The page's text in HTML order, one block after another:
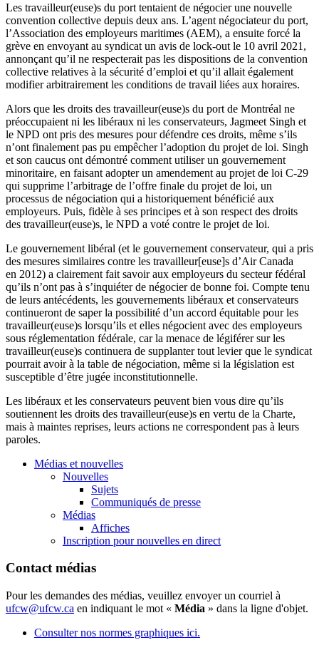
Les travailleur(euse)s du port tentaient de négocier une nouvelle
convention collective depuis deux ans. L’agent négociateur du port,
l’Association des employeurs maritimes (AEM), a ensuite forcé la
grève en envoyant au syndicat un avis de lock-out le 10 avril 2021,
annonçant qu’il ne respecterait pas les dispositions de la convention
collective relatives à la sécurité d’emploi et qu’il allait également
modifier arbitrairement les conditions de travail liées aux horaires.
Alors que les droits des travailleur(euse)s du port de Montréal ne
préoccupaient ni les libéraux ni les conservateurs, Jagmeet Singh et
le NPD ont pris des mesures pour défendre ces droits, même s’ils
n’ont finalement pas pu empêcher l’adoption du projet de loi. Singh
et son caucus ont démontré comment utiliser un gouvernement
minoritaire, en faisant adopter un amendement au projet de loi C‑29
qui supprime l’arbitrage de l’offre finale du projet de loi, un
processus de négociation qui a historiquement bénéficié aux
employeurs. Puis, fidèle à ses principes et à son respect des droits
des travailleur(euse)s, le NPD a voté contre le projet de loi.
Le gouvernement libéral (et le gouvernement conservateur, qui a pris
des mesures similaires contre les travailleur[euse]s d’Air Canada
en 2012) a clairement fait savoir aux employeurs du secteur fédéral
qu’ils n’ont pas à s’inquiéter de négocier de bonne foi. Compte tenu
de leurs antécédents, les gouvernements libéraux et conservateurs
continueront de saper la possibilité d’un accord équitable pour les
travailleur(euse)s lorsqu’ils et elles négocient avec des employeurs
sous réglementation fédérale, car la menace de légiférer sur les
travailleur(euse)s continuera de supplanter tout levier que le syndicat
pourrait avoir à la table de négociation, même si la législation est
susceptible d’être jugée inconstitutionnelle.
Les libéraux et les conservateurs peuvent bien vous dire qu’ils
soutiennent les droits des travailleur(euse)s en vertu de la Charte,
mais à maintes reprises, leurs actions ne correspondent pas à leurs
paroles.
Médias et nouvelles
Nouvelles
Sujets
Communiqués de presse
Médias
Affiches
Inscription pour nouvelles en direct
Contact médias
Pour les demandes des médias, veuillez envoyer un courriel à
ufcw@ufcw.ca en indiquant le mot « Média » dans la ligne d'objet.
Consulter nos normes graphiques ici.